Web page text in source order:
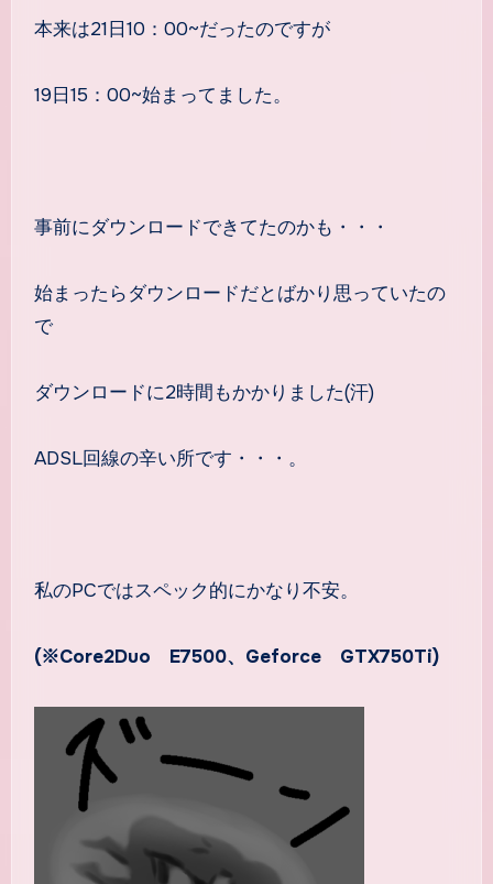
本来は21日10：00~だったのですが
19日15：00~始まってました。
事前にダウンロードできてたのかも・・・
始まったらダウンロードだとばかり思っていたの
で
ダウンロードに2時間もかかりました(汗)
ADSL回線の辛い所です・・・。
私のPCではスペック的にかなり不安。
(※Core2Duo E7500、Geforce GTX750Ti)